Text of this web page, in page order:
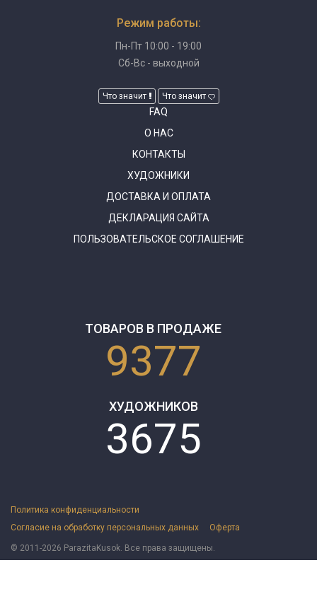
Режим работы:
Пн-Пт 10:00 - 19:00
Сб-Вс - выходной
Что значит Что значит
FAQ
О НАС
КОНТАКТЫ
ХУДОЖНИКИ
ДОСТАВКА И ОПЛАТА
ДЕКЛАРАЦИЯ САЙТА
ПОЛЬЗОВАТЕЛЬСКОЕ СОГЛАШЕНИЕ
ТОВАРОВ В ПРОДАЖЕ
9377
ХУДОЖНИКОВ
3675
Политика конфиденциальности
Согласие на обработку персональных данных
Оферта
© 2011-2026 ParazitaKusok. Все права защищены.